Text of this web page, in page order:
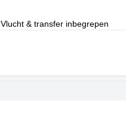
Vlucht & transfer inbegrepen